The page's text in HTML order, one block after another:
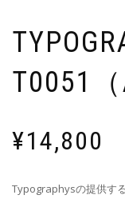
T0051（
¥14,800
Typographysの提供す